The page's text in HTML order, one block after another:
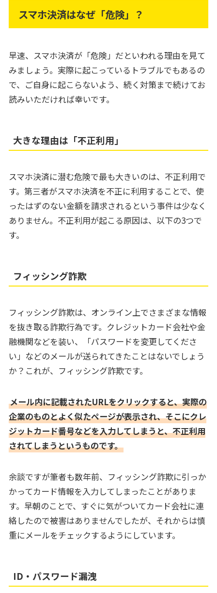
スマホ決済はなぜ「危険」？
早速、スマホ決済が「危険」だといわれる理由を見て
みましょう。実際に起こっているトラブルでもあるの
で、ご自身に起こらないよう、続く対策まで続けてお
読みいただければ幸いです。
大きな理由は「不正利用」
スマホ決済に潜む危険で最も大きいのは、不正利用で
す。第三者がスマホ決済を不正に利用することで、使
ったはずのない金額を請求されるという事件は少なく
ありません。不正利用が起こる原因は、以下の3つで
す。
フィッシング詐欺
フィッシング詐欺は、オンライン上でさまざまな情報
を抜き取る詐欺行為です。クレジットカード会社や金
融機関などを装い、「パスワードを変更してくださ
い」などのメールが送られてきたことはないでしょう
か？これが、フィッシング詐欺です。
メール内に記載されたURLをクリックすると、実際の
企業のものとよく似たページが表示され、そこにクレ
ジットカード番号などを入力してしまうと、不正利用
されてしまうというものです。
余談ですが筆者も数年前、フィッシング詐欺に引っか
かってカード情報を入力してしまったことがありま
す。早朝のことで、すぐに気がついてカード会社に連
絡したので被害はありませんでしたが、それからは慎
重にメールをチェックするようにしています。
ID・パスワード漏洩